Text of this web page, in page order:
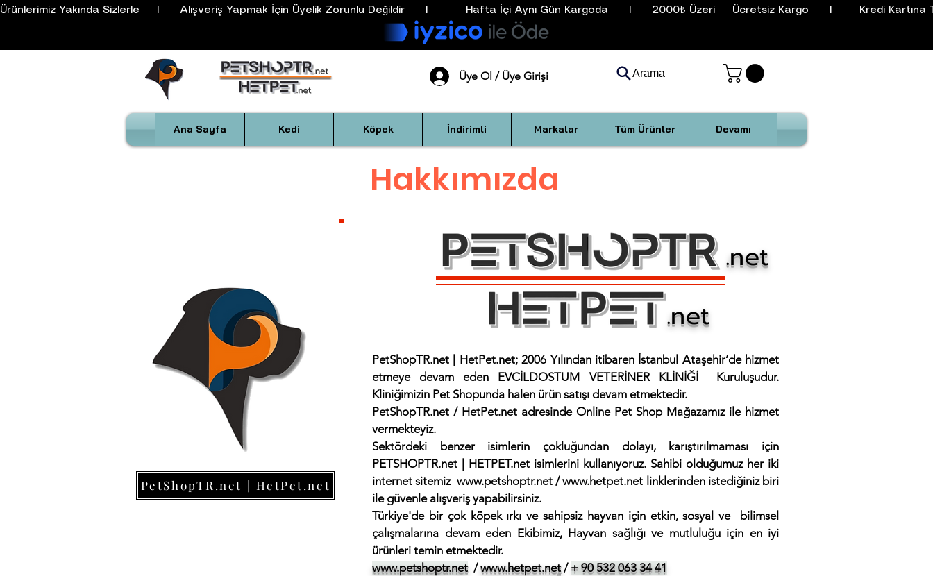
Ürünlerimiz Yakında Sizlerle     I      Alışveriş Yapmak İçin Üyelik Zorunlu Değildir      I           Hafta İçi Aynı Gün Kargoda      I      2000₺ Üzeri     Ücretsiz Kargo      I        Kredi Kartına
Üye Ol / Üye Girişi Arama
Ana Sayfa Kedi Köpek İndirimli Markalar Tüm Ürünler Devamı
Hakkımızda
PetShopTR.net | HetPet.net
.net
.net
PetShopTR.net | HetPet.net; 2006 Yılından itibaren İstanbul Ataşehir’de hizmet
etmeye devam eden EVCİLDOSTUM VETERİNER KLİNİĞİ Kuruluşudur.
Kliniğimizin Pet Shopunda halen ürün satışı devam etmektedir.
PetShopTR.net / HetPet.net adresinde Online Pet Shop Mağazamız ile hizmet
vermekteyiz.
Sektördeki benzer isimlerin çokluğundan dolayı, karıştırılmaması için
PETSHOPTR.net | HETPET.net isimlerini kullanıyoruz. Sahibi olduğumuz her iki
internet sitemiz www.petshoptr.net/www.hetpet.net linklerinden istediğiniz biri
ile güvenle alışveriş yapabilirsiniz.
Türkiye'de bir çok köpek ırkı ve sahipsiz hayvan için etkin, sosyal ve bilimsel
çalışmalarına devam eden Ekibimiz, Hayvan sağlığı ve mutluluğu için en iyi
ürünleri temin etmektedir.
www.petshoptr.net/www.hetpet.net/ + 90 532 063 34 41